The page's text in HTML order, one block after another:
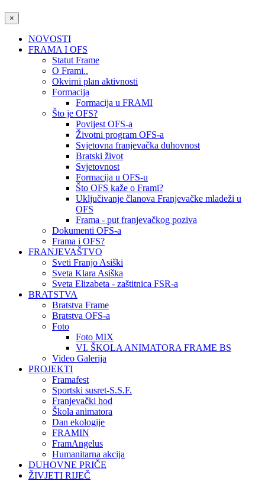
×
NOVOSTI
FRAMA I OFS
Statut Frame
O Frami..
Okvirni plan aktivnosti
Formacija
Formacija u FRAMI
Što je OFS?
Povijest OFS-a
Životni program OFS-a
Svjetovna franjevačka duhovnost
Bratski život
Svjetovnost
Formacija u OFS-u
Što OFS kaže o Frami?
Uključivanje članova Franjevačke mladeži u
OFS
Frama - put franjevačkog poziva
Dokumenti OFS-a
Frama i OFS?
FRANJEVAŠTVO
Sveti Franjo Asiški
Sveta Klara Asiška
Sveta Elizabeta - zaštitnica FSR-a
BRATSTVA
Bratstva Frame
Bratstva OFS-a
Foto
Foto MIX
VI. ŠKOLA ANIMATORA FRAME BS
Video Galerija
PROJEKTI
Framafest
Sportski susret-S.S.F.
Franjevački hod
Škola animatora
Dan ekologije
FRAMIN
FramAngelus
Humanitarna akcija
DUHOVNE PRIČE
ŽIVJETI RIJEČ